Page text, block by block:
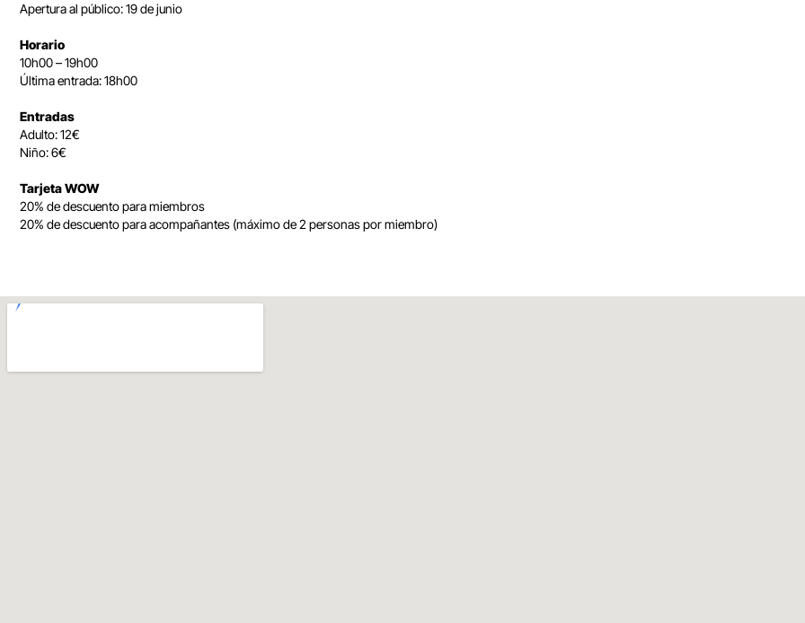
Apertura al público: 19 de junio
Horario
10h00 – 19h00
Última entrada: 18h00
Entradas
Adulto: 12€
Niño: 6€
Tarjeta WOW
20% de descuento para miembros
20% de descuento para acompañantes (máximo de 2 personas por miembro)